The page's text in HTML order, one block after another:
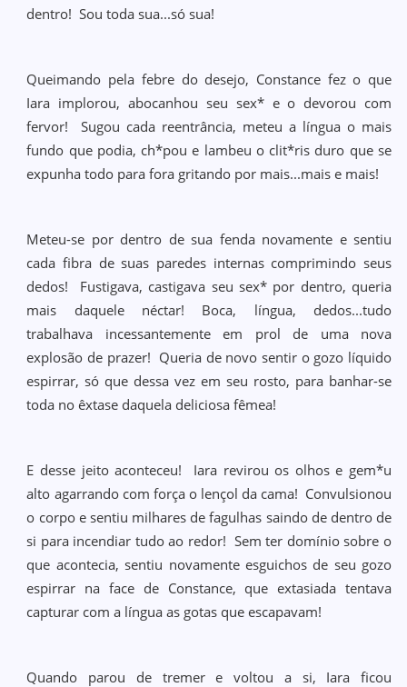
dentro! Sou toda sua...só sua!
Queimando pela febre do desejo, Constance fez o que
Iara implorou, abocanhou seu sex* e o devorou com
fervor! Sugou cada reentrância, meteu a língua o mais
fundo que podia, ch*pou e lambeu o clit*ris duro que se
expunha todo para fora gritando por mais...mais e mais!
Meteu-se por dentro de sua fenda novamente e sentiu
cada fibra de suas paredes internas comprimindo seus
dedos! Fustigava, castigava seu sex* por dentro, queria
mais daquele néctar! Boca, língua, dedos...tudo
trabalhava incessantemente em prol de uma nova
explosão de prazer! Queria de novo sentir o gozo líquido
espirrar, só que dessa vez em seu rosto, para banhar-se
toda no êxtase daquela deliciosa fêmea!
E desse jeito aconteceu! Iara revirou os olhos e gem*u
alto agarrando com força o lençol da cama! Convulsionou
o corpo e sentiu milhares de fagulhas saindo de dentro de
si para incendiar tudo ao redor! Sem ter domínio sobre o
que acontecia, sentiu novamente esguichos de seu gozo
espirrar na face de Constance, que extasiada tentava
capturar com a língua as gotas que escapavam!
Quando parou de tremer e voltou a si, Iara ficou